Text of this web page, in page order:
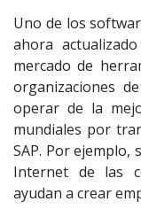
Uno de los
ahora
mercado de
organizaciones
operar de la
mundiales por
SAP. Por ejemplo,
Internet de las
ayudan a crear